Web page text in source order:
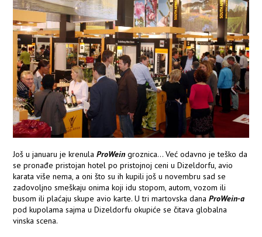
Još u januaru je krenulaProWeingroznica... Već odavno je teško da
se pronađe pristojan hotel po pristojnoj ceni u Dizeldorfu, avio
karata više nema, a oni što su ih kupili još u novembru sad se
zadovoljno smeškaju onima koji idu stopom, autom, vozom ili
busom ili plaćaju skupe avio karte. U tri martovska danaProWein-a
pod kupolama sajma u Dizeldorfu okupiće se čitava globalna
vinska scena.